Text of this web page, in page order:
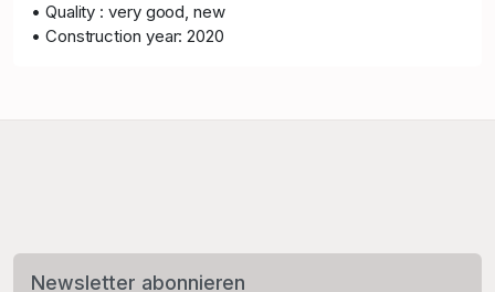
• Quality : very good, new
• Construction year: 2020
Newsletter abonnieren